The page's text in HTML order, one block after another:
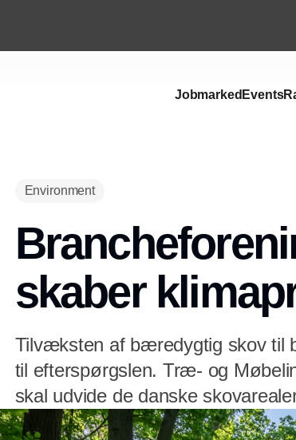
Jobmarked Events
Environment
skaber
Tilvæksten af bæredygtig skov til
til efterspørgslen. Træ- og
skal udvide de danske